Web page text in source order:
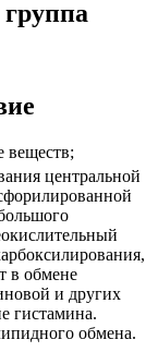
веществ;
центральной
в обмене
и других
гистамина.
обмена.